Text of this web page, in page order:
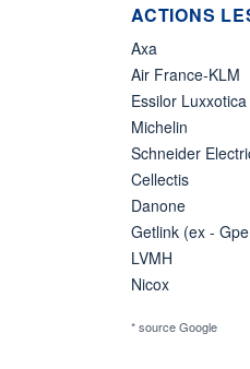
ACTIONS
Axa
Air France-KLM
Essilor Luxxotica
Michelin
Schneider
Cellectis
Danone
Getlink (ex -
LVMH
Nicox
* source Google